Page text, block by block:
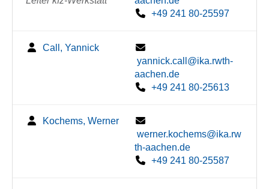
+49 241 80-25597
Call, Yannick
yannick.call@ika.rwth-
aachen.de
+49 241 80-25613
Kochems, Werner
werner.kochems@ika.rw
th-aachen.de
+49 241 80-25587